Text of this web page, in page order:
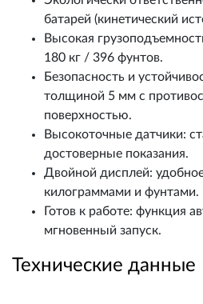
батарей (кинетический
Высокая
180 кг / 396 фунтов.
Безопасность и
толщиной 5 мм с
поверхностью.
Высокоточные датчики:
достоверные показания.
Двойной дисплей:
килограммами и фунтами.
Готов к работе: функция
мгновенный запуск.
Технические данные